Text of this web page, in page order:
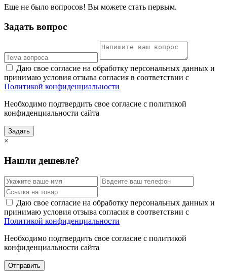
Еще не было вопросов! Вы можете стать первым.
Задать вопрос
Даю свое согласие на обработку персональных данных и
принимаю условия отзыва согласия в соответствии с
Политикой конфиденциальности
Необходимо подтвердить свое согласие с политикой
конфиденциальности сайта
Задать
×
Нашли дешевле?
Даю свое согласие на обработку персональных данных и
принимаю условия отзыва согласия в соответствии с
Политикой конфиденциальности
Необходимо подтвердить свое согласие с политикой
конфиденциальности сайта
Отправить